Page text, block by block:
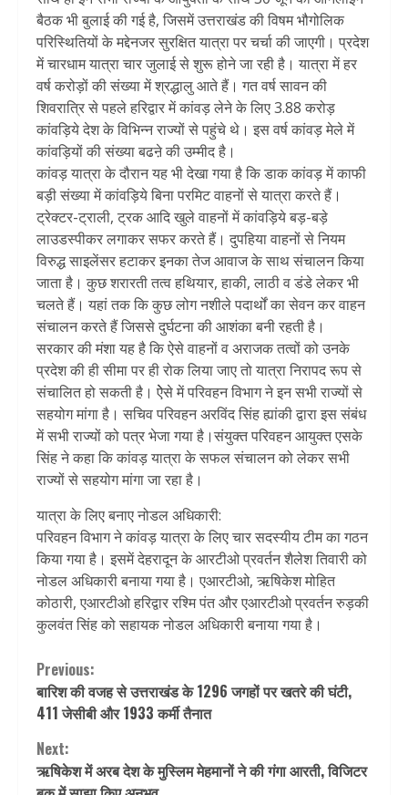
बैठक भी बुलाई की गई है, जिसमें उत्तराखंड की विषम भौगोलिक
परिस्थितियों के मद्देनजर सुरक्षित यात्रा पर चर्चा की जाएगी। प्रदेश
में चारधाम यात्रा चार जुलाई से शुरू होने जा रही है। यात्रा में हर
वर्ष करोड़ों की संख्या में श्रद्धालु आते हैं। गत वर्ष सावन की
शिवरात्रि से पहले हरिद्वार में कांवड़ लेने के लिए 3.88 करोड़
कांवड़िये देश के विभिन्न राज्यों से पहुंचे थे। इस वर्ष कांवड़ मेले में
कांवड़ियों की संख्या बढऩे की उम्मीद है।
कांवड़ यात्रा के दौरान यह भी देखा गया है कि डाक कांवड़ में काफी
बड़ी संख्या में कांवड़िये बिना परमिट वाहनों से यात्रा करते हैं।
ट्रेक्टर-ट्राली, ट्रक आदि खुले वाहनों में कांवड़िये बड़-बड़े
लाउडस्पीकर लगाकर सफर करते हैं। दुपहिया वाहनों से नियम
विरुद्ध साइलेंसर हटाकर इनका तेज आवाज के साथ संचालन किया
जाता है। कुछ शरारती तत्व हथियार, हाकी, लाठी व डंडे लेकर भी
चलते हैं। यहां तक कि कुछ लोग नशीले पदार्थों का सेवन कर वाहन
संचालन करते हैं जिससे दुर्घटना की आशंका बनी रहती है।
सरकार की मंशा यह है कि ऐसे वाहनों व अराजक तत्वों को उनके
प्रदेश की ही सीमा पर ही रोक लिया जाए तो यात्रा निरापद रूप से
संचालित हो सकती है। ऐेसे में परिवहन विभाग ने इन सभी राज्यों से
सहयोग मांगा है। सचिव परिवहन अरविंद सिंह ह्यांकी द्वारा इस संबंध
में सभी राज्यों को पत्र भेजा गया है।संयुक्त परिवहन आयुक्त एसके
सिंह ने कहा कि कांवड़ यात्रा के सफल संचालन को लेकर सभी
राज्यों से सहयोग मांगा जा रहा है।
यात्रा के लिए बनाए नोडल अधिकारी:
परिवहन विभाग ने कांवड़ यात्रा के लिए चार सदस्यीय टीम का गठन
किया गया है। इसमें देहरादून के आरटीओ प्रवर्तन शैलेश तिवारी को
नोडल अधिकारी बनाया गया है। एआरटीओ, ऋषिकेश मोहित
कोठारी, एआरटीओ हरिद्वार रश्मि पंत और एआरटीओ प्रवर्तन रुड़की
कुलवंत सिंह को सहायक नोडल अधिकारी बनाया गया है।
Continue
Reading
Previous:
बारिश की वजह से उत्तराखंड के 1296 जगहों पर खतरे की घंटी,
411 जेसीबी और 1933 कर्मी तैनात
Next:
ऋषिकेश में अरब देश के मुस्लिम मेहमानों ने की गंगा आरती, विजिटर